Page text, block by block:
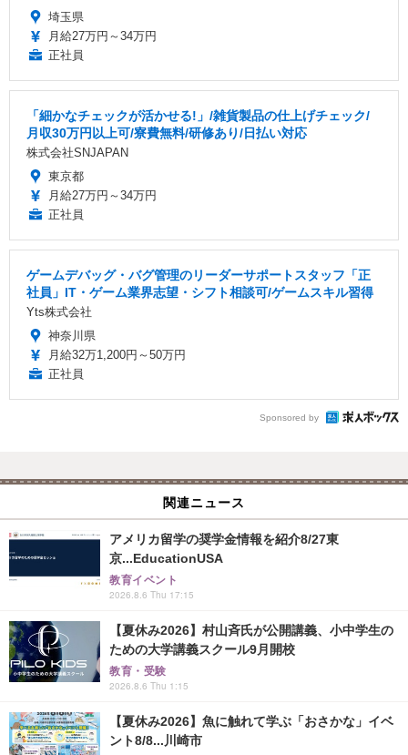
埼玉県
月給27万円～34万円
正社員
「細かなチェックが活かせる!」/雑貨製品の仕上げチェック/
月収30万円以上可/寮費無料/研修あり/日払い対応
株式会社SNJAPAN
東京都
月給27万円～34万円
正社員
ゲームデバッグ・バグ管理のリーダーサポートスタッフ「正
社員」IT・ゲーム業界志望・シフト相談可/ゲームスキル習得
Yts株式会社
神奈川県
月給32万1,200円～50万円
正社員
Sponsored by
関連ニュース
アメリカ留学の奨学金情報を紹介8/27東
京...EducationUSA
教育イベント
2026.8.6 Thu 17:15
【夏休み2026】村山斉氏が公開講義、小中学生の
ための大学講義スクール9月開校
教育・受験
2026.8.6 Thu 1:15
【夏休み2026】魚に触れて学ぶ「おさかな」イベ
ント8/8...川崎市